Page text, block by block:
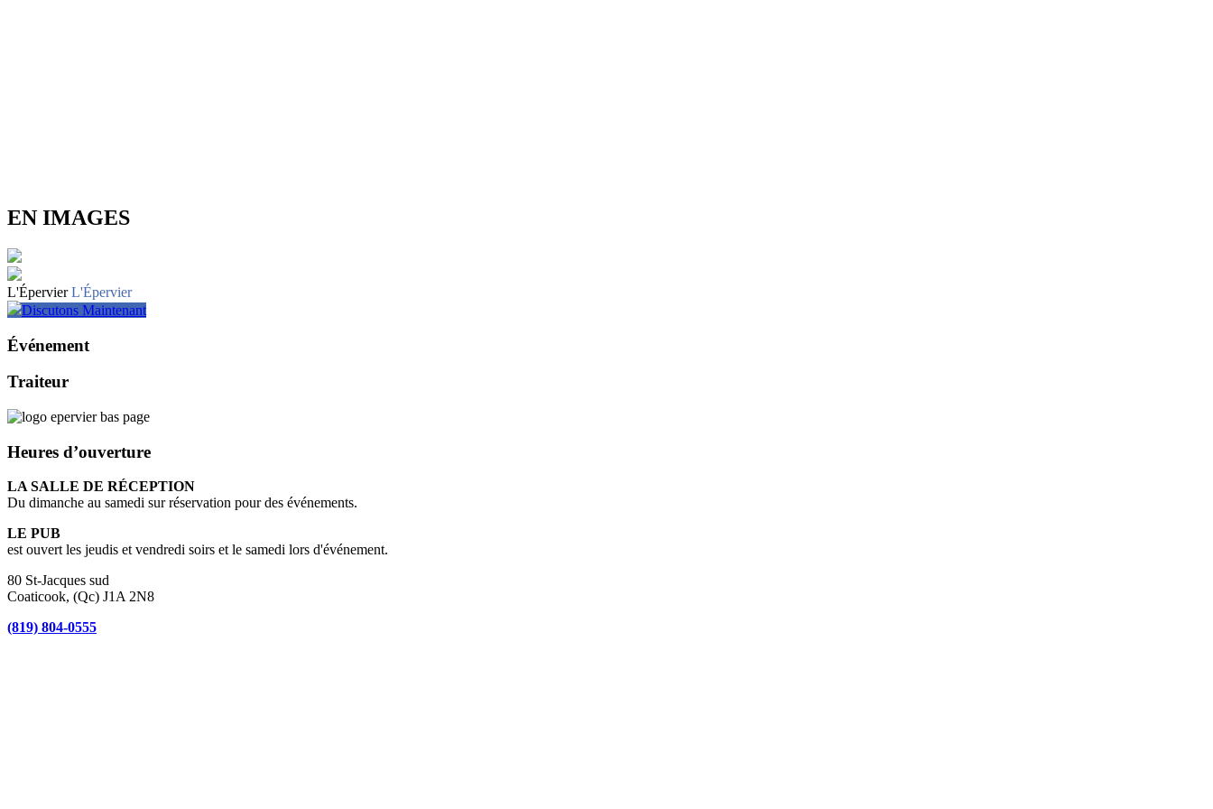
EN IMAGES
L'Épervier L'Épervier
Discutons Maintenant
Événement
Traiteur
Heures d’ouverture
LA SALLE DE RÉCEPTION
Du dimanche au samedi sur réservation pour des événements.
LE PUB
est ouvert les jeudis et vendredi soirs et le samedi lors d'événement.
80 St-Jacques sud
Coaticook, (Qc) J1A 2N8
(819) 804-0555